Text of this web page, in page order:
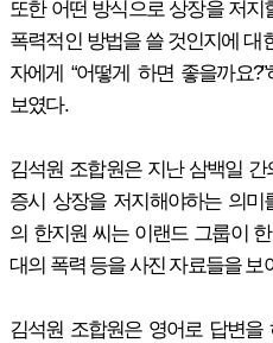
또한 어떤 방식으로 상장을 저
폭력적인 방법을 쓸 것인지에 대
자에게 “어떻게 하면 좋을까요
보였다.
김석원 조합원은 지난 삼백일
증시 상장을 저지해야하는 의
의 한지원 씨는 이랜드 그룹이
대의 폭력 등을 사진 자료들을 보
김석원 조합원은 영어로 답변